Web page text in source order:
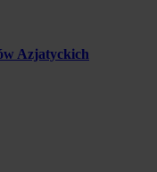
Azjatyckich